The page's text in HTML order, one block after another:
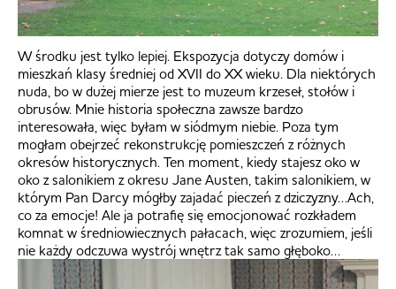
W środku jest tylko lepiej. Ekspozycja dotyczy domów i
mieszkań klasy średniej od XVII do XX wieku. Dla niektórych
nuda, bo w dużej mierze jest to muzeum krzeseł, stołów i
obrusów. Mnie historia społeczna zawsze bardzo
interesowała, więc byłam w siódmym niebie. Poza tym
mogłam obejrzeć rekonstrukcję pomieszczeń z różnych
okresów historycznych. Ten moment, kiedy stajesz oko w
oko z salonikiem z okresu Jane Austen, takim salonikiem, w
którym Pan Darcy mógłby zajadać pieczeń z dziczyzny…Ach,
co za emocje! Ale ja potrafię się emocjonować rozkładem
komnat w średniowiecznych pałacach, więc zrozumiem, jeśli
nie każdy odczuwa wystrój wnętrz tak samo głęboko…